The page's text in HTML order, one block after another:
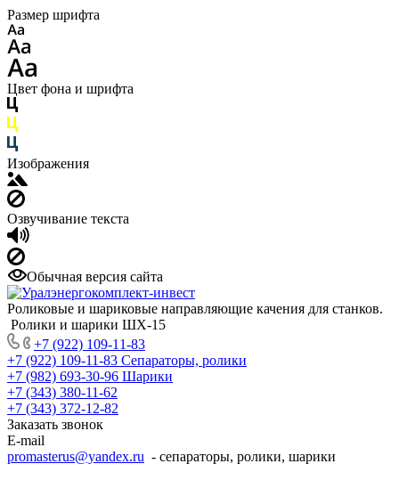
Размер шрифта
Цвет фона и шрифта
Изображения
Озвучивание текста
Обычная версия сайта
Роликовые и шариковые направляющие качения для станков.
Ролики и шарики ШХ-15
+7 (922) 109-11-83
+7 (922) 109-11-83 Сепараторы, ролики
+7 (982) 693-30-96 Шарики
+7 (343) 380-11-62
+7 (343) 372-12-82
Заказать звонок
E-mail
promasterus@yandex.ru - сепараторы, ролики, шарики